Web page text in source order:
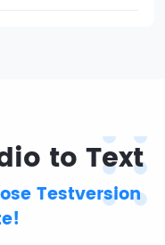
to Text
Testversion